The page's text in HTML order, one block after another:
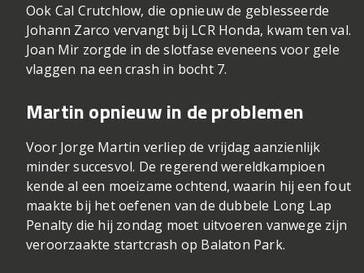
Ook Cal Crutchlow, die opnieuw de geblesseerde
Johann Zarco vervangt bij LCR Honda, kwam ten val.
Joan Mir zorgde in de slotfase eveneens voor gele
vlaggen na een crash in bocht 7.
Martin opnieuw in de problemen
Voor Jorge Martin verliep de vrijdag aanzienlijk
minder succesvol. De regerend wereldkampioen
kende al een moeizame ochtend, waarin hij een fout
maakte bij het oefenen van de dubbele Long Lap
Penalty die hij zondag moet uitvoeren vanwege zijn
veroorzaakte startcrash op Balaton Park.